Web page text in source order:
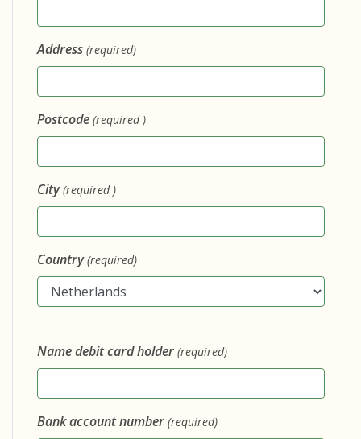
Address (required)
Postcode (required )
City (required )
Country(required)
Name debit card holder (required)
Bank account number (required)